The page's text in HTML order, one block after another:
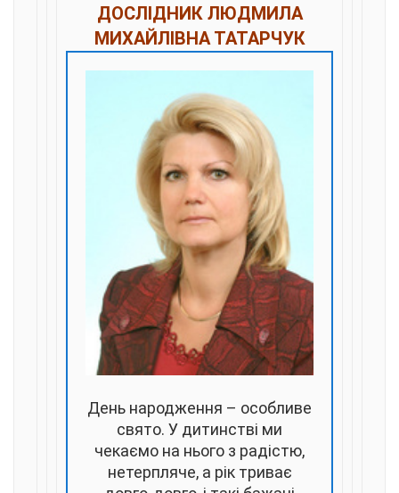
ДОСЛІДНИК ЛЮДМИЛА
МИХАЙЛІВНА ТАТАРЧУК
День народження – особливе
свято. У дитинстві ми
чекаємо на нього з радістю,
нетерпляче, а рік триває